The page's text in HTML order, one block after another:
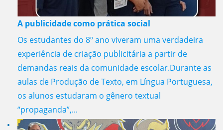
A publicidade como prática social
Os estudantes do 8º ano viveram uma verdadeira
experiência de criação publicitária a partir de
demandas reais da comunidade escolar.Durante as
aulas de Produção de Texto, em Língua Portuguesa,
os alunos estudaram o gênero textual
“propaganda”,...